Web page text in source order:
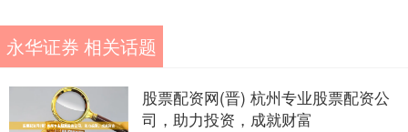
永华证券 相关话题
股票配资网(晋) 杭州专业股票配资公
司，助力投资，成就财富